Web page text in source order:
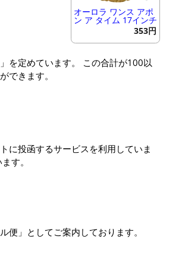
オーロラ ワンス アポ
ン ア タイム 17インチ
353円
を定めています。 この合計が100以
できます。
に投函するサービスを利用していま
す。
便」としてご案内しております。